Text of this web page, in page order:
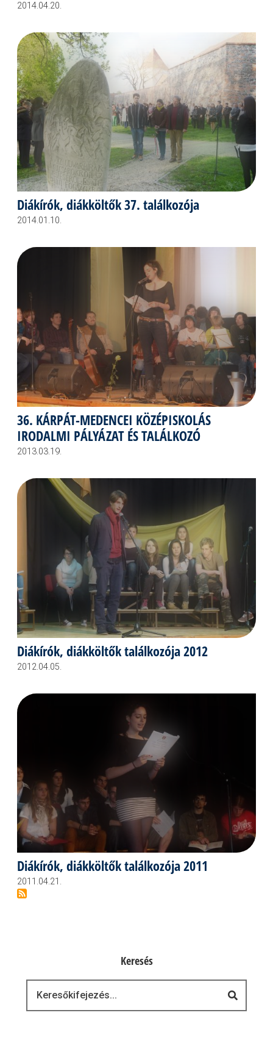
2014.04.20.
Diákírók, diákköltők 37. találkozója
2014.01.10.
36. KÁRPÁT-MEDENCEI KÖZÉPISKOLÁS
IRODALMI PÁLYÁZAT ÉS TALÁLKOZÓ
2013.03.19.
Diákírók, diákköltők találkozója 2012
2012.04.05.
Diákírók, diákköltők találkozója 2011
2011.04.21.
Keresés